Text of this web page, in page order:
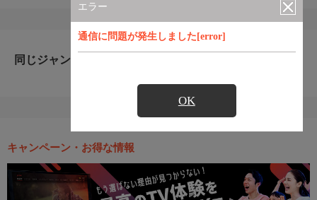
エラー
通信に問題が発生しました[error]
OK
同じジャンルのおすすめ番組
キャンペーン・お得な情報